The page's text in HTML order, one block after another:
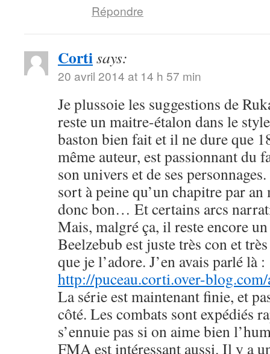
Répondre
Cortisays:
20 avril 2014 at 14 h 57 min
Je plussoie les suggestions de
reste un maitre-étalon dans le
baston bien fait et il ne dure que
même auteur, est passionnant du
son univers et de ses
sort à peine qu’un chapitre par
donc bon… Et certains arcs
Mais, malgré ça, il reste encore
Beelzebub est juste très con et
que je l’adore. J’en avais parlé là :
http://puceau.corti.over-
La série est maintenant finie, et
côté. Les combats sont expédiés
s’ennuie pas si on aime bien
FMA est intéressant aussi. Il y a